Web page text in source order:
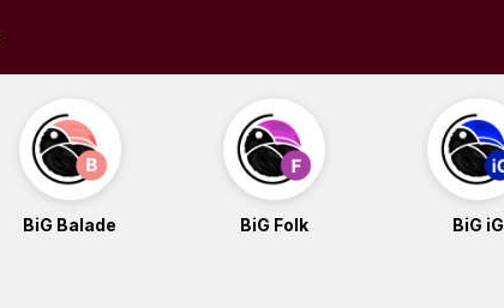
BiG Balade BiG Folk BiG iG